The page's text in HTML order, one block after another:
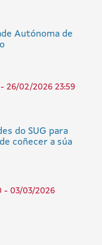
Autónoma de
26/02/2026 23:59
do SUG para
coñecer a súa
- 03/03/2026